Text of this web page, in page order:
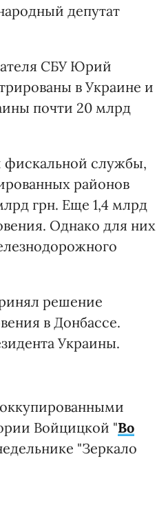
депутат
СБУ Юрий
в Украине и
почти 20 млрд
фискальной службы,
районов
грн. Еще 1,4 млрд
Однако для них
решение
в Донбассе.
Украины.
Войцицкой "Во
"Зеркало